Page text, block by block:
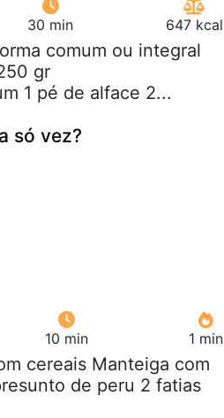
30 min 647 kcal
comum ou integral
gr
1 pé de alface 2...
só vez?
10 min 1 min
cereais Manteiga com
de peru 2 fatias